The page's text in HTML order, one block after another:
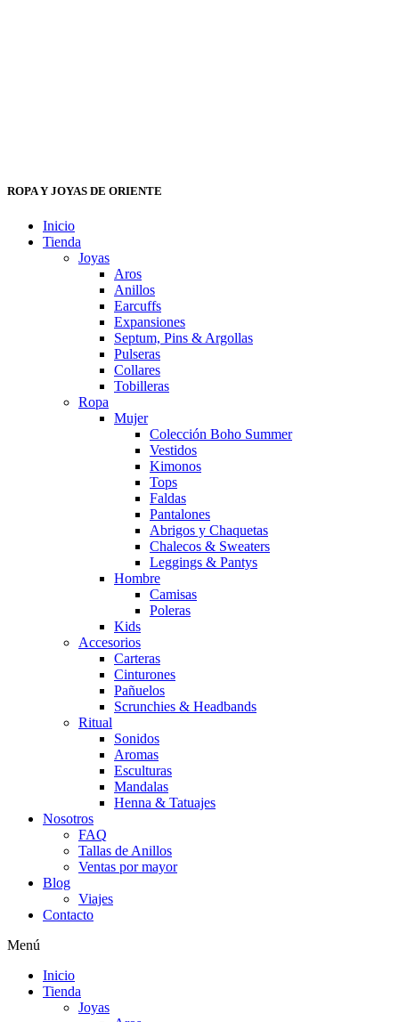
ROPA Y JOYAS DE ORIENTE
Inicio
Tienda
Joyas
Aros
Anillos
Earcuffs
Expansiones
Septum, Pins & Argollas
Pulseras
Collares
Tobilleras
Ropa
Mujer
Colección Boho Summer
Vestidos
Kimonos
Tops
Faldas
Pantalones
Abrigos y Chaquetas
Chalecos & Sweaters
Leggings & Pantys
Hombre
Camisas
Poleras
Kids
Accesorios
Carteras
Cinturones
Pañuelos
Scrunchies & Headbands
Ritual
Sonidos
Aromas
Esculturas
Mandalas
Henna & Tatuajes
Nosotros
FAQ
Tallas de Anillos
Ventas por mayor
Blog
Viajes
Contacto
Menú
Inicio
Tienda
Joyas